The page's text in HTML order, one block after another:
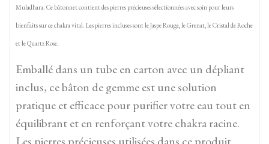
Muladhara. Ce bâtonnet contient des pierres précieuses sélectionnées avec soin pour leurs
bienfaits sur ce chakra vital. Les pierres incluses sont le Jaspe Rouge, le Grenat, le Cristal de Roche
et le Quartz Rose.
Emballé dans un tube en carton avec un dépliant
inclus, ce bâton de gemme est une solution
pratique et efficace pour purifier votre eau tout en
équilibrant et en renforçant votre chakra racine.
Les pierres précieuses utilisées dans ce produit